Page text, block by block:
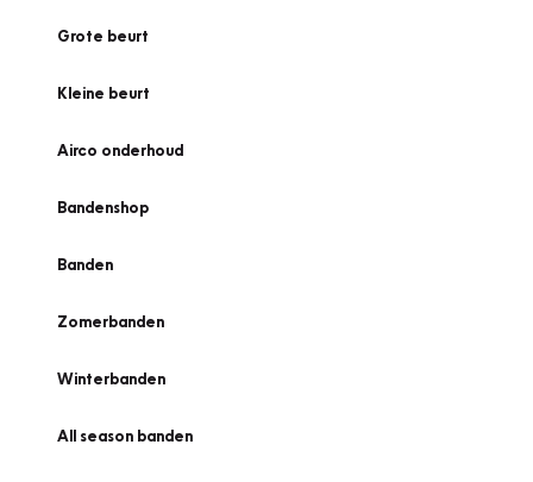
Grote beurt
Kleine beurt
Airco onderhoud
Bandenshop
Banden
Zomerbanden
Winterbanden
All season banden